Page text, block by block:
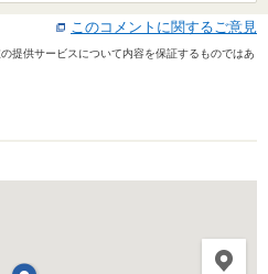
このコメントに関するご意見
提供サービスについて内容を保証するものではあ